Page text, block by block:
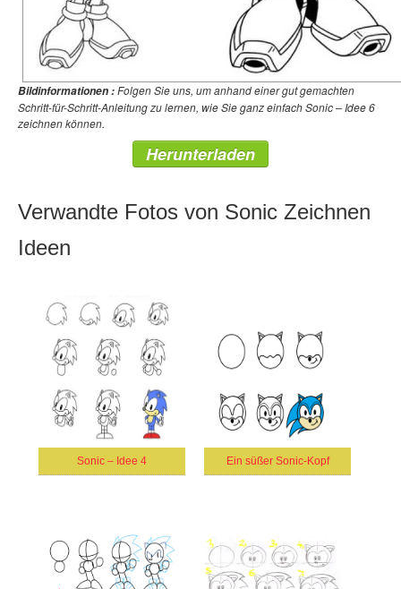
Bildinformationen :Folgen Sie uns, um anhand einer gut gemachten
Schritt-für-Schritt-Anleitung zu lernen, wie Sie ganz einfach Sonic – Idee 6
zeichnen können.
Herunterladen
Verwandte Fotos von Sonic Zeichnen
Ideen
Sonic – Idee 4 Ein süßer Sonic-Kopf